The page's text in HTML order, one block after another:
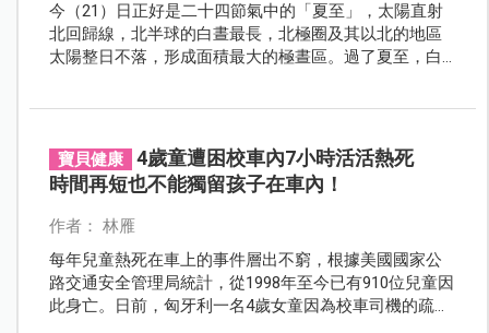
今（21）日正好是二十四節氣中的「夏至」，太陽直射
北回歸線，北半球的白晝最長，北極圈及其以北的地區
太陽整日不落，形成面積最大的極晝區。過了夏至，白
炎夏日，一定要做好防護措施。
寶貝健康
4歲童遭困校車內7小時活活熱死
時間再短也不能獨留孩子在車內！
作者： 林雁
每年兒童熱死在車上的事件層出不窮，根據美國國家公
路交通安全管理局統計，從1998年至今已有910位兒童因
此身亡。日前，匈牙利一名4歲女童因為校車司機的疏忽